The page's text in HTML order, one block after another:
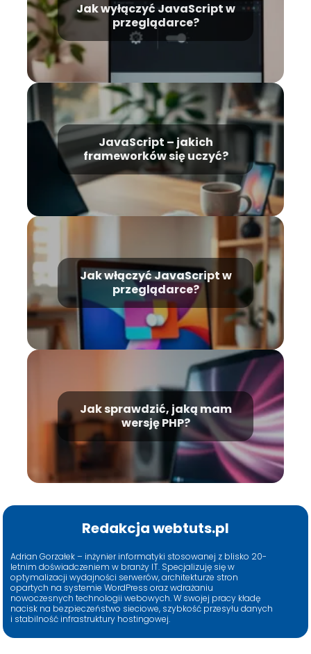
Jak wyłączyć JavaScript w
przeglądarce?
JavaScript – jakich
frameworków się uczyć?
Jak włączyć JavaScript w
przeglądarce?
Jak sprawdzić, jaką mam
wersję PHP?
Redakcja webtuts.pl
Adrian Gorzałek – inżynier informatyki stosowanej z blisko 20-
letnim doświadczeniem w branży IT. Specjalizuję się w
optymalizacji wydajności serwerów, architekturze stron
opartych na systemie WordPress oraz wdrażaniu
nowoczesnych technologii webowych. W swojej pracy kładę
nacisk na bezpieczeństwo sieciowe, szybkość przesyłu danych
i stabilność infrastruktury hostingowej.